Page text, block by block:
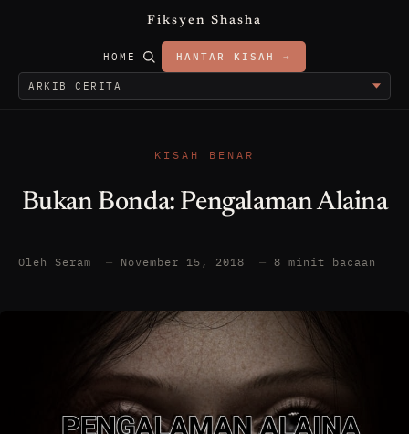
Fiksyen Shasha
HOME HANTAR KISAH →
KISAH BENAR
Bukan Bonda: Pengalaman Alaina
Oleh Seram — November 15, 2018 — 8 minit bacaan